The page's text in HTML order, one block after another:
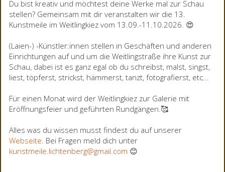
Du bist kreativ und möchtest deine Werke mal zur Schau
stellen? Gemeinsam mit dir veranstalten wir die 13.
Kunstmeile im Weitlingkiez vom 13.09.-11.10.2026. 😍
(Laien-) -Künstler:innen stellen in Geschäften und anderen
Einrichtungen auf und um die Weitlingstraße ihre Kunst zur
Schau, dabei ist es ganz egal ob du schreibst, malst, singst,
liest, töpferst, strickst, hämmerst, tanzt, fotografierst, etc...
Für einen Monat wird der Weitlingkiez zur Galerie mit
Eröffnungsfeier und geführten Rundgängen.🥰
Alles was du wissen musst findest du auf unserer
Webseite . Bei Fragen meld dich unter
kunstmeile.lichtenberg@gmail.com 😊